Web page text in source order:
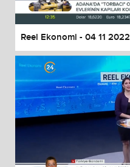
Reel Ekonomi - 04 11 2022